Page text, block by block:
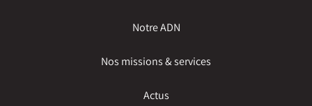
Notre ADN
Nos missions & services
Actus